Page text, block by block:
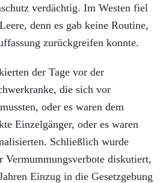
verdächtig. Im Westen fiel
denn es gab keine Routine,
zurückgreifen konnte.
der Tage vor der
die sich vor
oder es waren dem
Einzelgänger, oder es waren
Schließlich wurde
Vermummungsverbote diskutiert,
Einzug in die Gesetzgebung